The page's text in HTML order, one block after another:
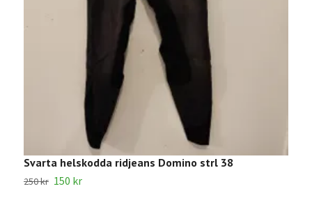
Svarta helskodda ridjeans Domino strl 38
250 kr 150 kr